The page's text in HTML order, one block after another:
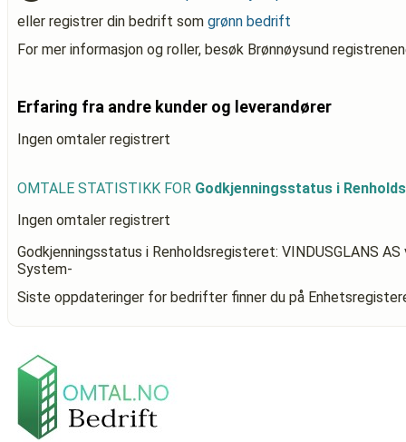
eller registrer din bedrift som grønn bedrift
For mer informasjon og roller, besøk Brønnøysund
Erfaring fra andre kunder og leverandører
Ingen omtaler registrert
OMTALE STATISTIKK FOR Godkjenningsstatus i
Ingen omtaler registrert
Godkjenningsstatus i Renholdsregisteret: VINDUSGLANS AS
System-
Siste oppdateringer for bedrifter finner du på